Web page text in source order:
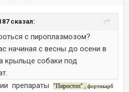
сказал:
с пироплазмозом?
начиная с весны до осени в
крыльце собаки под
препараты
"Пиростоп" , фортикарб